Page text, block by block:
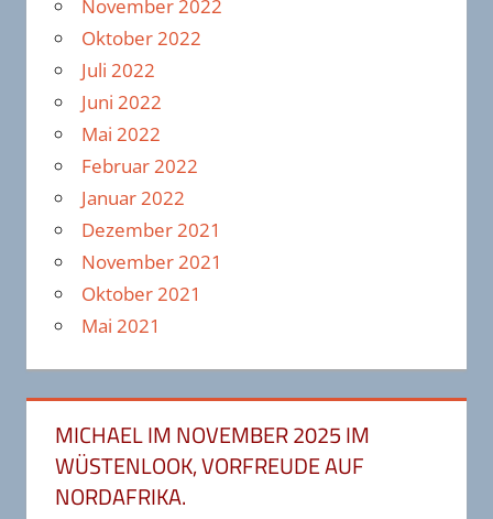
November 2022
Oktober 2022
Juli 2022
Juni 2022
Mai 2022
Februar 2022
Januar 2022
Dezember 2021
November 2021
Oktober 2021
Mai 2021
MICHAEL IM NOVEMBER 2025 IM
WÜSTENLOOK, VORFREUDE AUF
NORDAFRIKA.